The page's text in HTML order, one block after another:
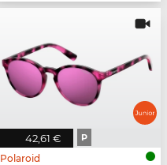
42,61 € P
Polaroid